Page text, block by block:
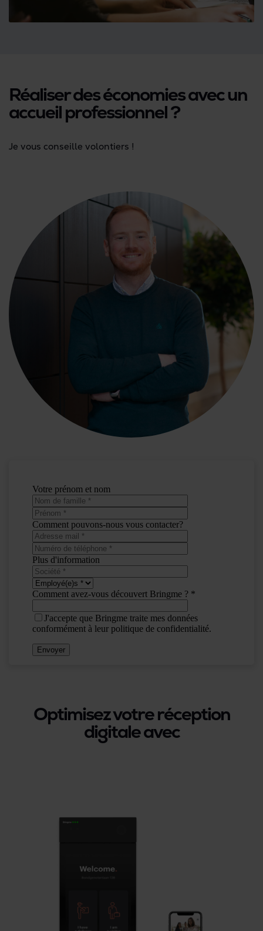
Réaliser des économies avec un
accueil professionnel ?
Je vous conseille volontiers !
Optimisez votre réception
digitale avec